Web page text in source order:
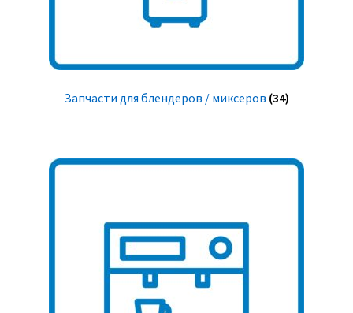
Запчасти для блендеров / миксеров (34)